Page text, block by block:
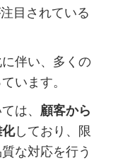
伴い、多くの
います。
は、 顧客から
しており、限
な対応を行う